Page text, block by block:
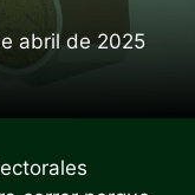
abril de 2025